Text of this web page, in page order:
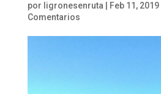
por ligronesenruta Feb 11, 2019|
Comentarios